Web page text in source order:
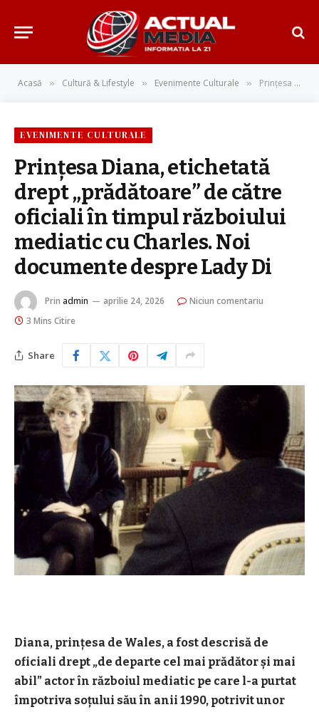
Acasă » Cultură & Lifestyle » Evenimente Culturale » Prințesa Diana, etichetată drept „prădătoare” de către oficiali în timpul războiului mediatic cu Charles. Noi documente despre Lady Di
EVENIMENTE CULTURALE
Prințesa Diana, etichetată
drept „prădătoare” de către
oficiali în timpul războiului
mediatic cu Charles. Noi
documente despre Lady Di
Prin admin aprilie 24, 2026
Niciun comentariu
3 Mins Citire
Share
Diana, prințesa de Wales, a fost descrisă de
oficiali drept „de departe cel mai prădător și mai
abil” actor în războiul mediatic pe care l-a purtat
împotriva soțului său în anii 1990, potrivit unor